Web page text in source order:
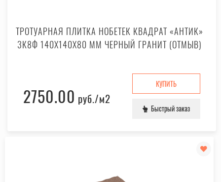
ТРОТУАРНАЯ ПЛИТКА НОБЕТЕК КВАДРАТ «АНТИК»
3К8Ф 140X140X80 ММ ЧЕРНЫЙ ГРАНИТ (ОТМЫВ)
2750.00 руб./м2
КУПИТЬ
Быстрый заказ